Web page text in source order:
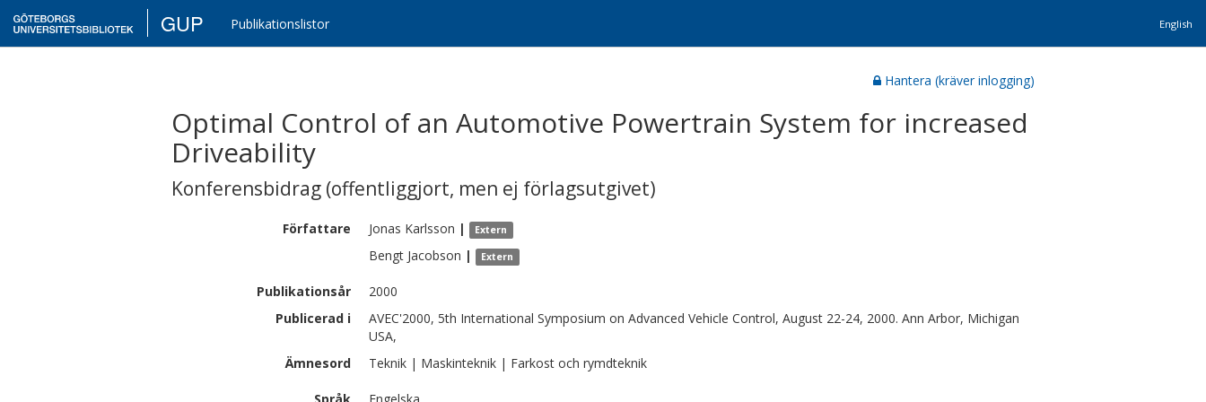
GUP Publikationslistor English
Hantera (kräver inlogging)
Optimal Control of an Automotive Powertrain System for increased
Driveability
Konferensbidrag (offentliggjort, men ej förlagsutgivet)
Författare Jonas Karlsson | Extern
Bengt Jacobson | Extern
Publikationsår
2000
Publicerad i
AVEC'2000, 5th International Symposium on Advanced Vehicle Control, August 22-24, 2000. Ann Arbor, Michigan
USA,
Ämnesord
Teknik | Maskinteknik | Farkost och rymdteknik